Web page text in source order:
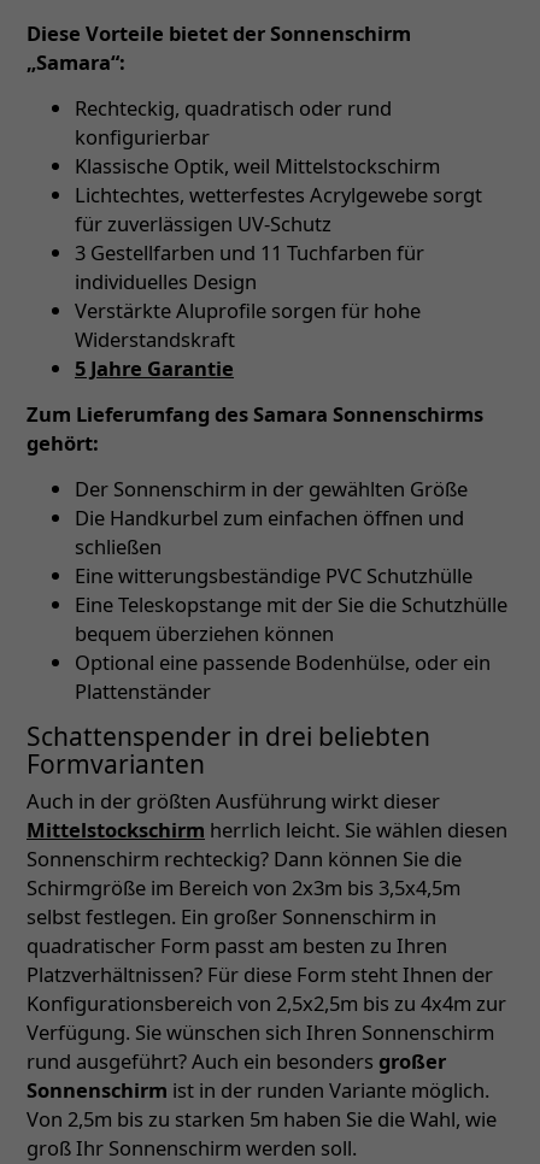
Diese Vorteile bietet der Sonnenschirm
„Samara“:
Rechteckig, quadratisch oder rund
konfigurierbar
Klassische Optik, weil Mittelstockschirm
Lichtechtes, wetterfestes Acrylgewebe sorgt
für zuverlässigen UV-Schutz
3 Gestellfarben und 11 Tuchfarben für
individuelles Design
Verstärkte Aluprofile sorgen für hohe
Widerstandskraft
5 Jahre Garantie
Zum Lieferumfang des Samara Sonnenschirms
gehört:
Der Sonnenschirm in der gewählten Größe
Die Handkurbel zum einfachen öffnen und
schließen
Eine witterungsbeständige PVC Schutzhülle
Eine Teleskopstange mit der Sie die Schutzhülle
bequem überziehen können
Optional eine passende Bodenhülse, oder ein
Plattenständer
Schattenspender in drei beliebten
Formvarianten
Auch in der größten Ausführung wirkt dieser
Mittelstockschirm herrlich leicht. Sie wählen diesen
Sonnenschirm rechteckig? Dann können Sie die
Schirmgröße im Bereich von 2x3m bis 3,5x4,5m
selbst festlegen. Ein großer Sonnenschirm in
quadratischer Form passt am besten zu Ihren
Platzverhältnissen? Für diese Form steht Ihnen der
Konfigurationsbereich von 2,5x2,5m bis zu 4x4m zur
Verfügung. Sie wünschen sich Ihren Sonnenschirm
rund ausgeführt? Auch ein besonders großer
Sonnenschirm ist in der runden Variante möglich.
Von 2,5m bis zu starken 5m haben Sie die Wahl, wie
groß Ihr Sonnenschirm werden soll.